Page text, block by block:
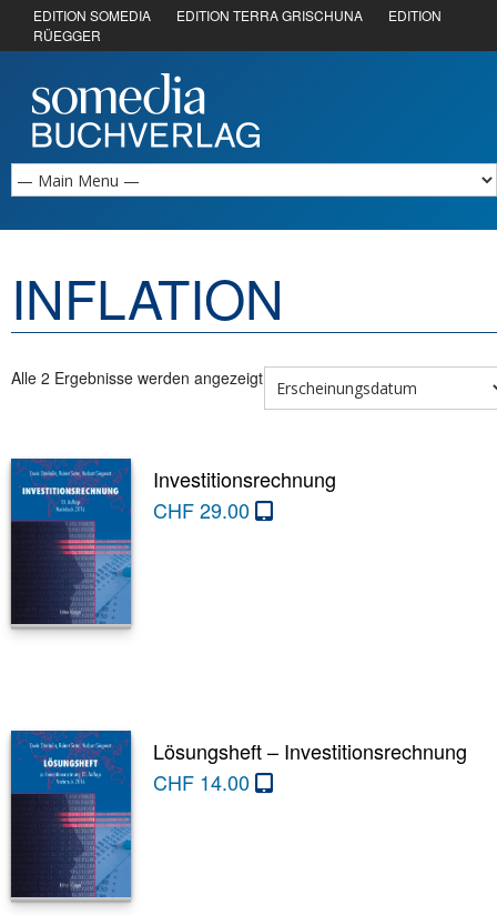
EDITION SOMEDIA EDITION TERRA GRISCHUNA
EDITION
RÜEGGER
INFLATION
Alle 2 Ergebnisse werden angezeigt
Investitionsrechnung
CHF29.00
Lösungsheft – Investitionsrechnung
CHF14.00